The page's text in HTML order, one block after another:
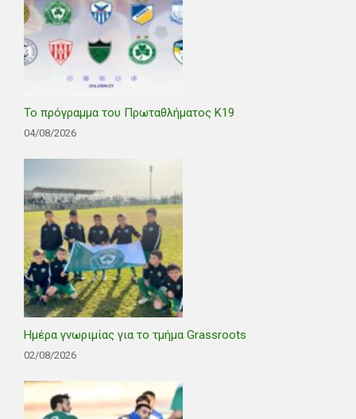
Το πρόγραμμα του Πρωταθλήματος Κ19
04/08/2026
Ημέρα γνωριμίας για το τμήμα Grassroots
02/08/2026